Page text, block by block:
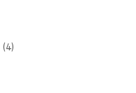
(4)